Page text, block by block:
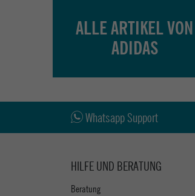
ALLE ARTIKEL VON
ADIDAS
Whatsapp Support
HILFE UND BERATUNG
Beratung